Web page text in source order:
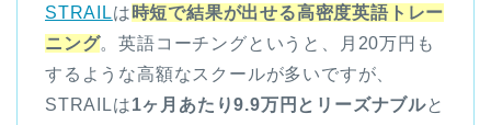
STRAILは 時短で結果が出せる高密度英語トレー
ニング。英語コーチングというと、月20万円も
するような高額なスクールが多いですが、
STRAILは1ヶ月あたり9.9万円とリーズナブルと